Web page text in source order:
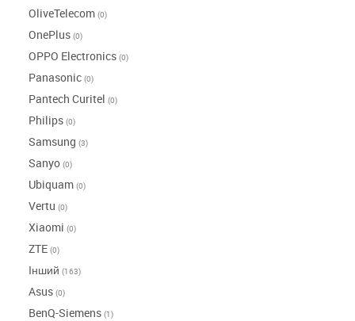
OliveTelecom (0)
OnePlus (0)
OPPO Electronics (0)
Panasonic (0)
Pantech Curitel (0)
Philips (0)
Samsung (3)
Sanyo (0)
Ubiquam (0)
Vertu (0)
Xiaomi (0)
ZTE (0)
Інший (163)
Asus (0)
BenQ-Siemens (1)